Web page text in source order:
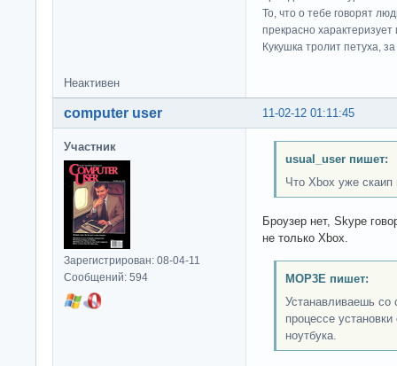
То, что о тебе говорят
прекрасно характеризует
Кукушка тролит петуха,
Неактивен
11-02-12 01:11:45
computer user
Участник
Зарегистрирован: 08-04-11
Сообщений: 594
usual_user пишет:
Что Xbox уже
Броузер нет, Skype
не только Xbox.
MOP3E пишет:
Устанавливаешь со
процессе
ноутбука.